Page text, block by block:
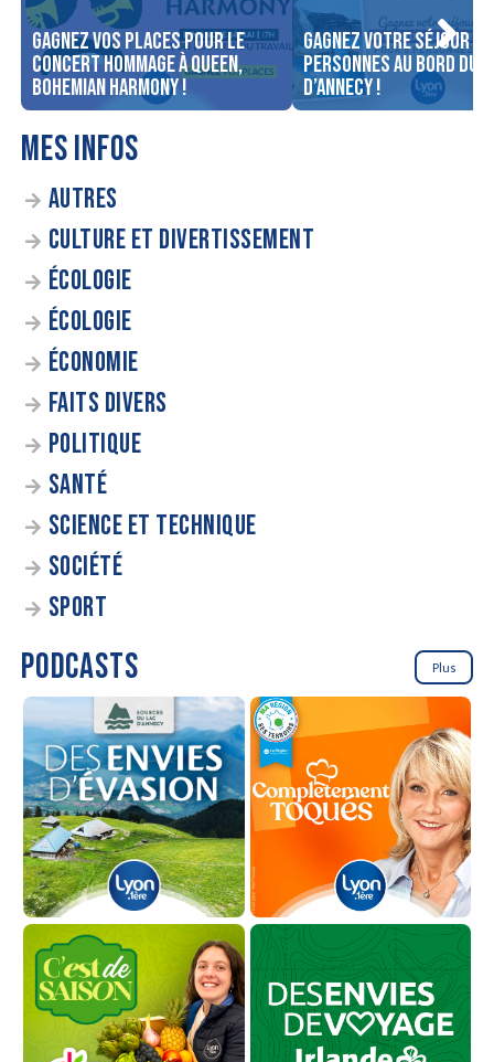
Gagnez vos places pour le
concert Hommage à Queen,
Bohemian Harmony !
Gagnez votre séjour
personnes au bord du
d’Annecy !
MES INFOS
AUTRES
CULTURE ET DIVERTISSEMENT
ÉCOLOGIE
ÉCOLOGIE
ÉCONOMIE
FAITS DIVERS
POLITIQUE
SANTÉ
SCIENCE ET TECHNIQUE
SOCIÉTÉ
SPORT
PODCASTS Plus